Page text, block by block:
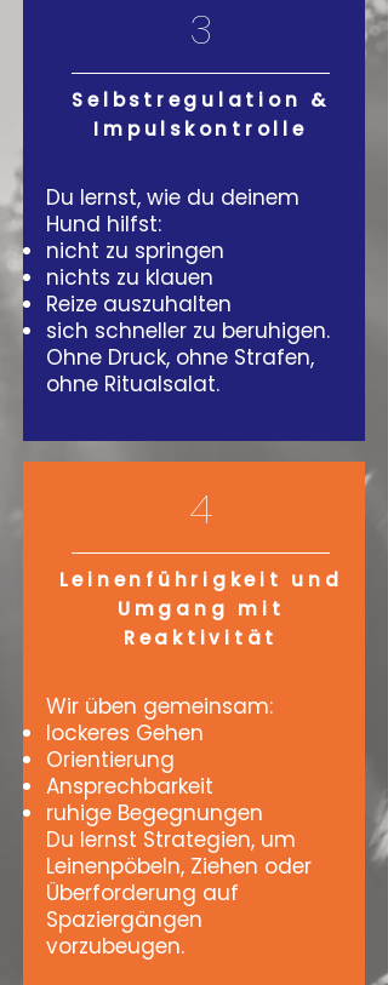
3
Selbstregulation &
Impulskontrolle
Du lernst, wie du deinem
Hund hilfst:
nicht zu springen
nichts zu klauen
Reize auszuhalten
sich schneller zu beruhigen.
Ohne Druck, ohne Strafen,
ohne Ritualsalat.
4
Leinenführigkeit und
Umgang mit
Reaktivität
Wir üben gemeinsam:
lockeres Gehen
Orientierung
Ansprechbarkeit
ruhige Begegnungen
Du lernst Strategien, um
Leinenpöbeln, Ziehen oder
Überforderung auf
Spaziergängen
vorzubeugen.